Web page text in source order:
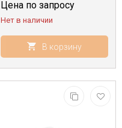
Цена по запросу
Нет в наличии
В корзину